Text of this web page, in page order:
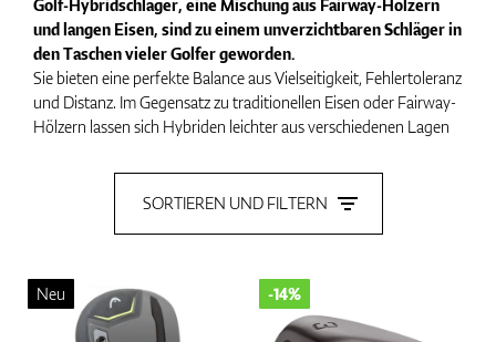
Schuhe
Bälle
Trolleys
Golf-Hybridschläger, eine Mischung aus Fairway-Hölzern
und langen Eisen, sind zu einem unverzichtbaren Schläger in
den Taschen vieler Golfer geworden.
Sie bieten eine perfekte Balance aus Vielseitigkeit, Fehlertoleranz
und Distanz. Im Gegensatz zu traditionellen Eisen oder Fairway-
Hölzern lassen sich Hybriden leichter aus verschiedenen Lagen
Schlägen. In diesem Artikel gehen wir darauf ein, warum Golf-
Hybridschläger eine so beliebte Wahl sind, wie man den besten
Warum einenGolf-Hybridschläger wählen?
Hybriden überbrücken die Lücke zwischen Eisen und Fairway-
SORTIEREN UND FILTERN
Neu -14%